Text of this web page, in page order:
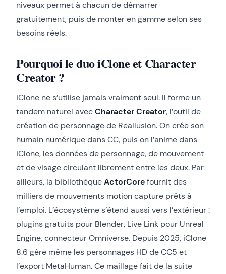
niveaux permet à chacun de démarrer
gratuitement, puis de monter en gamme selon ses
besoins réels.
Pourquoi le duo iClone et Character
Creator ?
iClone ne s’utilise jamais vraiment seul. Il forme un
tandem naturel avecCharacter Creator, l’outil de
création de personnage de Reallusion. On crée son
humain numérique dans CC, puis on l’anime dans
iClone, les données de personnage, de mouvement
et de visage circulant librement entre les deux. Par
ailleurs, la bibliothèqueActorCorefournit des
milliers de mouvements motion capture prêts à
l’emploi. L’écosystème s’étend aussi vers l’extérieur :
plugins gratuits pour Blender, Live Link pour Unreal
Engine, connecteur Omniverse. Depuis 2025, iClone
8.6 gère même les personnages HD de CC5 et
l’export MetaHuman. Ce maillage fait de la suite